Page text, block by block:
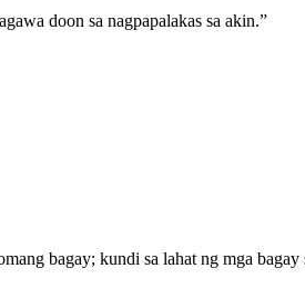
doon sa nagpapalakas sa akin.”
bagay; kundi sa lahat ng mga